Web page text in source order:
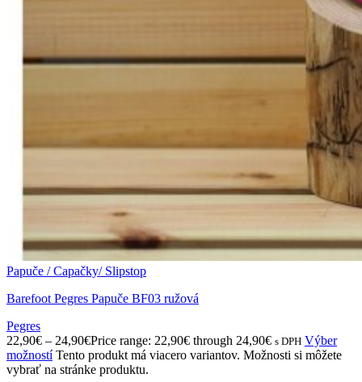
Papuče / Capačky/ Slipstop
Barefoot Pegres Papuče BF03 ružová
Pegres
22,90€ – 24,90€Price range: 22,90€ through 24,90€ s DPH Výber
možností Tento produkt má viacero variantov. Možnosti si môžete
vybrať na stránke produktu.